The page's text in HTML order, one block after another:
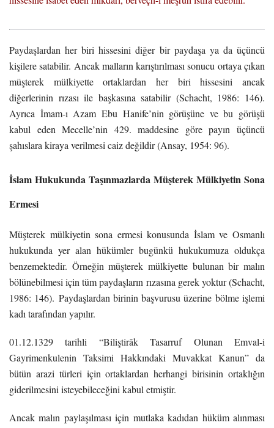
Paydaşlardan her biri hissesini diğer bir paydaşa ya da üçüncü
kişilere satabilir. Ancak malların karıştırılması sonucu ortaya çıkan
müşterek mülkiyette ortaklardan her biri hissesini ancak
diğerlerinin rızası ile başkasına satabilir (Schacht, 1986: 146).
Ayrıca İmam-ı Azam Ebu Hanife’nin görüşüne ve bu görüşü
kabul eden Mecelle’nin 429. maddesine göre payın üçüncü
şahıslara kiraya verilmesi caiz değildir (Ansay, 1954: 96).
İslam Hukukunda Taşınmazlarda Müşterek Mülkiyetin Sona
Ermesi
Müşterek mülkiyetin sona ermesi konusunda İslam ve Osmanlı
hukukunda yer alan hükümler bugünkü hukukumuza oldukça
benzemektedir. Örneğin müşterek mülkiyette bulunan bir malın
bölünebilmesi için tüm paydaşların rızasına gerek yoktur (Schacht,
1986: 146). Paydaşlardan birinin başvurusu üzerine bölme işlemi
kadı tarafından yapılır.
01.12.1329 tarihli “Biliştirâk Tasarruf Olunan Emval-i
Gayrimenkulenin Taksimi Hakkındaki Muvakkat Kanun” da
bütün arazi türleri için ortaklardan herhangi birisinin ortaklığın
giderilmesini isteyebileceğini kabul etmiştir.
Ancak malın paylaşılması için mutlaka kadıdan hüküm alınması